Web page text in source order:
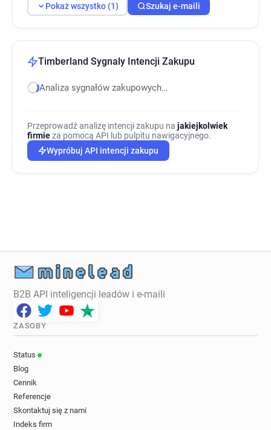
Pokaż wszystko (1) Szukaj e-maili
Timberland Sygnaly Intencji Zakupu
Analiza sygnałów zakupowych…
Przeprowadź analizę intencji zakupu na jakiejkolwiek
firmieza pomocą API lub pulpitu nawigacyjnego.
Wypróbuj API intencji zakupu
B2B API inteligencji leadów i e-maili
ZASOBY
Status
Blog
Cennik
Referencje
Skontaktuj się z nami
Indeks firm